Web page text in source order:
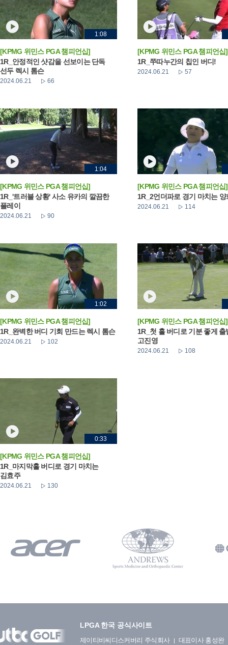
1:08
[KPMG 위민스 PGA 챔피언십]
1R_안정적인 샷감을 선보이는 단독
선두 렉시 톰슨
2024.06.21 66
[KPMG 위민스 PGA 챔피언십]
1R_쭈따누간의 칩인 버디!
2024.06.21 57
1:04
[KPMG 위민스 PGA 챔피언십]
1R_'트러블 상황' 사소 유카의 깔끔한
플레이
2024.06.21 90
[KPMG 위민스 PGA 챔피언십]
1R_2언더파로 경기 마치는 양
2024.06.21 114
1:02
[KPMG 위민스 PGA 챔피언십]
1R_완벽한 버디 기회 만드는 렉시 톰슨
2024.06.21 102
[KPMG 위민스 PGA 챔피언십]
1R_첫 홀 버디로 기분 좋게 출
고진영
2024.06.21 108
0:33
[KPMG 위민스 PGA 챔피언십]
1R_마지막홀 버디로 경기 마치는
김효주
2024.06.21 130
LPGA 한국 공식사이트
제이티비씨디스커버리 주식회사
대표이사 홍성완